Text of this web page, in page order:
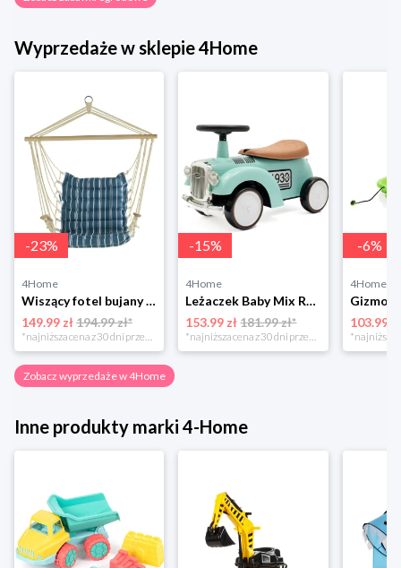
Wyprzedaże w sklepie 4Home
-23%
4Home
Wiszący fotel bujany Montego, drewniane podłokietniki 4-Home
149.99 zł194.99 zł*
-15%
4Home
Leżaczek Baby Mix Retro miętowy, 27 x 25 x 58 cm 4-Home
153.99 zł 181.99 zł*
-6%
4Home
103.99 zł
Zobacz wyprzedaże w 4Home
Inne produkty marki 4-Home